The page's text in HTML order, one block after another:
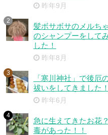
昨年9月
2
髪ボサボサのメルち
のシャンプーをして
した！
昨年8月
3
「寒川神社」で後厄
祓いをしてきました！
昨年6月
4
急に生えてきたお花
毒があった！！